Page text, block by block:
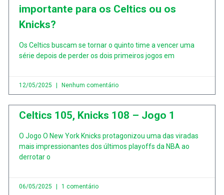
importante para os Celtics ou os
Knicks?
Os Celtics buscam se tornar o quinto time a vencer uma
série depois de perder os dois primeiros jogos em
12/05/2025 Nenhum comentário
Celtics 105, Knicks 108 – Jogo 1
O Jogo O New York Knicks protagonizou uma das viradas
mais impressionantes dos últimos playoffs da NBA ao
derrotar o
06/05/2025 1 comentário